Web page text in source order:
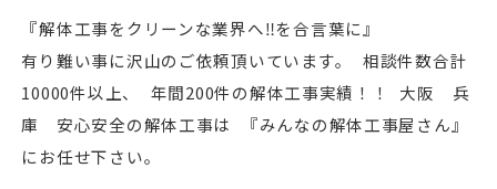
『解体工事をクリーンな業界へ‼︎を合言葉に』
有り難い事に沢山のご依頼頂いています。 相談件数合計
10000件以上、 年間200件の解体工事実績！！ 大阪 兵
庫 安心安全の解体工事は 『みんなの解体工事屋さん』
にお任せ下さい。